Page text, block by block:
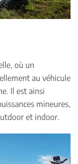
où un
au véhicule
Il est ainsi
mineures,
et indoor.